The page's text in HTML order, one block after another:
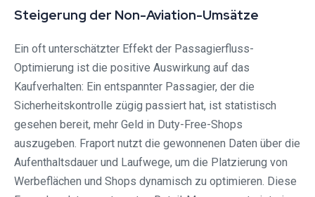
Steigerung der Non-Aviation-Umsätze
Ein oft unterschätzter Effekt der Passagierfluss-
Optimierung ist die positive Auswirkung auf das
Kaufverhalten: Ein entspannter Passagier, der die
Sicherheitskontrolle zügig passiert hat, ist statistisch
gesehen bereit, mehr Geld in Duty-Free-Shops
auszugeben. Fraport nutzt die gewonnenen Daten über die
Aufenthaltsdauer und Laufwege, um die Platzierung von
Werbeflächen und Shops dynamisch zu optimieren. Diese